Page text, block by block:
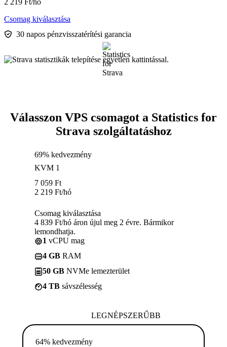
2 219 Ft/hó
Csomag kiválasztása
30 napos pénzvisszatérítési garancia
Válasszon VPS csomagot a Statistics for
Strava szolgáltatáshoz
69% kedvezmény
KVM 1
7 059 Ft
2 219 Ft/hó
Csomag kiválasztása
4 839 Ft/hó áron újul meg 2 évre. Bármikor
lemondhatja.
1 vCPU mag
4 GB RAM
50 GB NVMe lemezterület
4 TB sávszélesség
LEGNÉPSZERŰBB
64% kedvezmény